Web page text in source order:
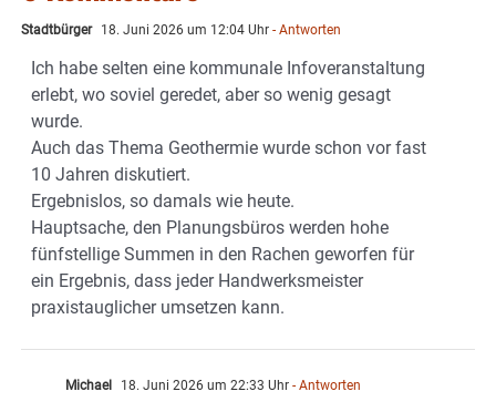
Stadtbürger 18. Juni 2026 um 12:04 Uhr - Antworten
Ich habe selten eine kommunale Infoveranstaltung
erlebt, wo soviel geredet, aber so wenig gesagt
wurde.
Auch das Thema Geothermie wurde schon vor fast
10 Jahren diskutiert.
Ergebnislos, so damals wie heute.
Hauptsache, den Planungsbüros werden hohe
fünfstellige Summen in den Rachen geworfen für
ein Ergebnis, dass jeder Handwerksmeister
praxistauglicher umsetzen kann.
Michael 18. Juni 2026 um 22:33 Uhr - Antworten